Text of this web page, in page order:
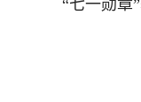
“七一勋章